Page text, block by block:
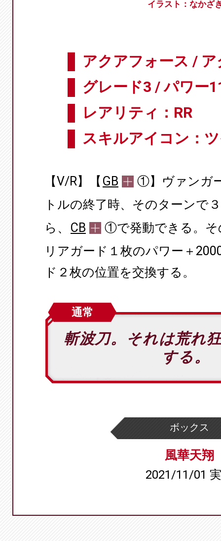
イラスト：なかざ
アクアフォース /
グレード3 / パワー
レアリティ：RR
スキルアイコン：
【V/R】【 GB
①】ヴァンガ
トルの終了時、そのターンで
ら、
CB
①で発動できる。そ
リアガード１枚のパワー＋
ド２枚の位置を交換する。
通常
斬波刀。それは荒れ
する。
ボックス
風華天翔
2021/11/01